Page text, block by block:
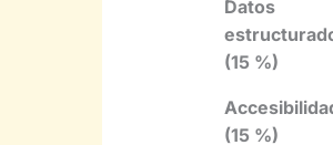
Datos
(15 %)
(15 %)